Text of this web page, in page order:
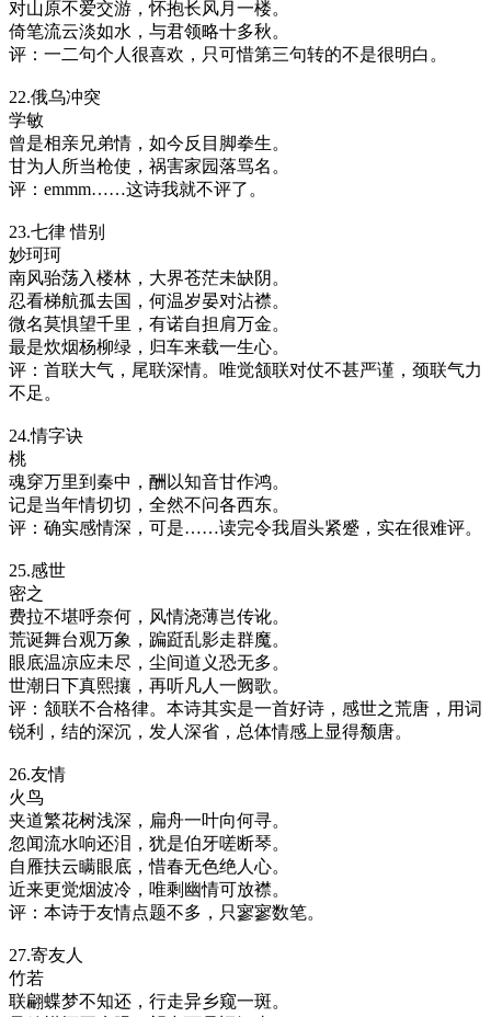
对山原不爱交游，怀抱长风月一楼。
倚笔流云淡如水，与君领略十多秋。
评：一二句个人很喜欢，只可惜第三句转的不是很明白。
22.俄乌冲突
学敏
曾是相亲兄弟情，如今反目脚拳生。
甘为人所当枪使，祸害家园落骂名。
评：emmm……这诗我就不评了。
23.七律 惜别
妙珂珂
南风骀荡入楼林，大界苍茫未缺阴。
忍看梯航孤去国，何温岁晏对沾襟。
微名莫惧望千里，有诺自担肩万金。
最是炊烟杨柳绿，归车来载一生心。
评：首联大气，尾联深情。唯觉颔联对仗不甚严谨，颈联气力
不足。
24.情字诀
桃
魂穿万里到秦中，酬以知音甘作鸿。
记是当年情切切，全然不问各西东。
评：确实感情深，可是……读完令我眉头紧蹙，实在很难评。
25.感世
密之
费拉不堪呼奈何，风情浇薄岂传讹。
荒诞舞台观万象，蹁跹乱影走群魔。
眼底温凉应未尽，尘间道义恐无多。
世潮日下真熙攘，再听凡人一阙歌。
评：颔联不合格律。本诗其实是一首好诗，感世之荒唐，用词
锐利，结的深沉，发人深省，总体情感上显得颓唐。
26.友情
火鸟
夹道繁花树浅深，扁舟一叶向何寻。
忽闻流水响还泪，犹是伯牙嗟断琴。
自雁扶云瞒眼底，惜春无色绝人心。
近来更觉烟波冷，唯剩幽情可放襟。
评：本诗于友情点题不多，只寥寥数笔。
27.寄友人
竹若
联翩蝶梦不知还，行走异乡窥一斑。